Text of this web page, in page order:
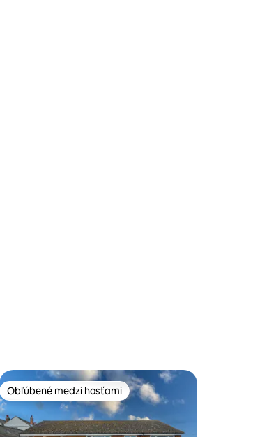
gest či potiahnutia prstom.
Obľúbené medzi hosťami
Obľúbené medzi hosťami